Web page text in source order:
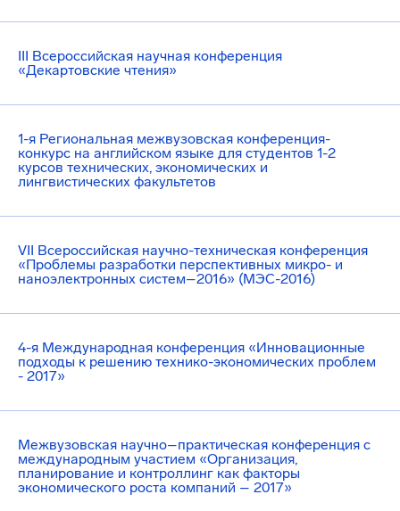
III Всероссийская научная конференция
«Декартовские чтения»
1-я Региональная межвузовская конференция-
конкурс на английском языке для студентов 1-2
курсов технических, экономических и
лингвистических факультетов
VII Всероссийская научно-техническая конференция
«Проблемы разработки перспективных микро- и
наноэлектронных систем–2016» (МЭС-2016)
4-я Международная конференция «Инновационные
подходы к решению технико-экономических проблем
- 2017»
Межвузовская научно–практическая конференция с
международным участием «Организация,
планирование и контроллинг как факторы
экономического роста компаний – 2017»